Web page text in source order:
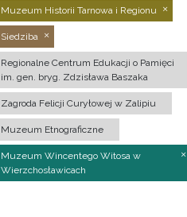
Muzeum Historii Tarnowa i Regionu
Siedziba
Regionalne Centrum Edukacji o Pamięci
im. gen. bryg. Zdzisława Baszaka
Zagroda Felicji Curyłowej w Zalipiu
Muzeum Etnograficzne
Muzeum Wincentego Witosa w
Wierzchosławicach